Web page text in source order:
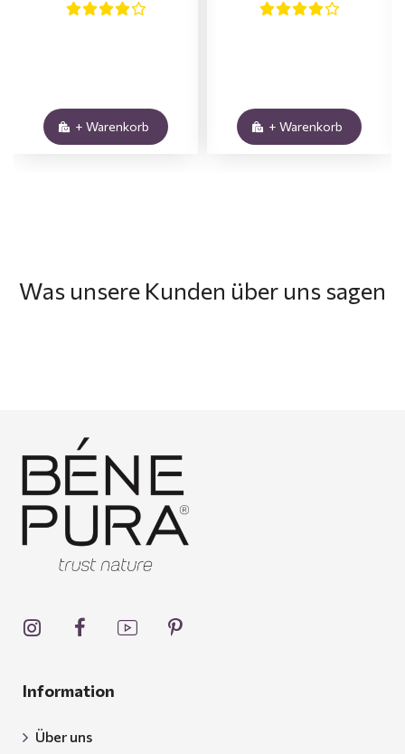
+ Warenkorb + Warenkorb
Was unsere Kunden über uns sagen
Information
Über uns